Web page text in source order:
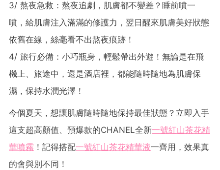
3/ 熬夜急救：熬夜追劇，肌膚都不變差？睡前噴一
噴，給肌膚注入滿滿的修護力，翌日醒來肌膚美好狀態
依舊在線，絲毫看不出熬夜痕跡！
4/ 旅行必備：小巧瓶身，輕鬆帶出外遊！無論是在飛
機上、旅途中，還是酒店裡，都能隨時隨地為肌膚保
濕，保持水潤光澤！
今個夏天，想讓肌膚隨時隨地保持最佳狀態？立即入手
這支超高顏值、預爆款的CHANEL全新一號紅山茶花精
華噴霧 ！記得搭配一號紅山茶花精華液一齊用，效果真
的會與別不同！